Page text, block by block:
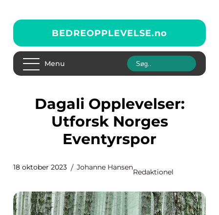
BEDREOPPLEVELSE.no
Menu
Dagali Opplevelser:
Utforsk Norges
Eventyrspor
18 oktober 2023 Johanne Hansen
Redaktionel